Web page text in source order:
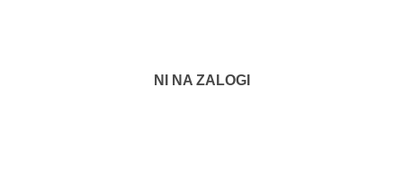
NI NA ZALOGI